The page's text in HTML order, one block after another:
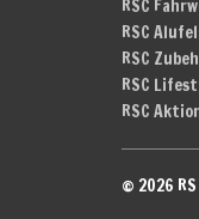
RSC
RSC
RSC
RSC
RSC
© 2026